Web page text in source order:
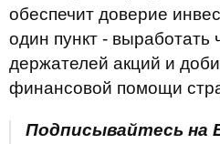
обеспечит доверие
один пункт - выработать
держателей акций и
финансовой помощи
Подписывайтесь на